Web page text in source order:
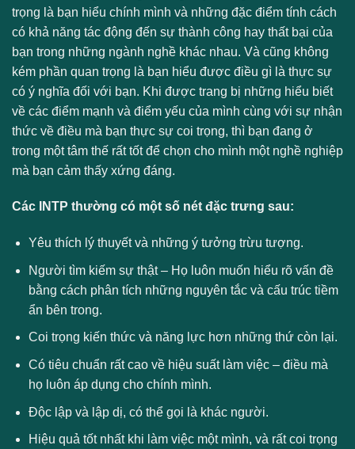
trọng là bạn hiểu chính mình và những đặc điểm tính cách
có khả năng tác động đến sự thành công hay thất bại của
bạn trong những ngành nghề khác nhau. Và cũng không
kém phần quan trọng là bạn hiểu được điều gì là thực sự
có ý nghĩa đối với bạn. Khi được trang bị những hiểu biết
về các điểm mạnh và điểm yếu của mình cùng với sự nhận
thức về điều mà bạn thực sự coi trọng, thì bạn đang ở
trong một tâm thế rất tốt để chọn cho mình một nghề nghiệp
mà bạn cảm thấy xứng đáng.
Các INTP thường có một số nét đặc trưng sau:
Yêu thích lý thuyết và những ý tưởng trừu tượng.
Người tìm kiếm sự thật – Họ luôn muốn hiểu rõ vấn đề
bằng cách phân tích những nguyên tắc và cấu trúc tiềm
ẩn bên trong.
Coi trọng kiến thức và năng lực hơn những thứ còn lại.
Có tiêu chuẩn rất cao về hiệu suất làm việc – điều mà
họ luôn áp dụng cho chính mình.
Độc lập và lập dị, có thể gọi là khác người.
Hiệu quả tốt nhất khi làm việc một mình, và rất coi trọng